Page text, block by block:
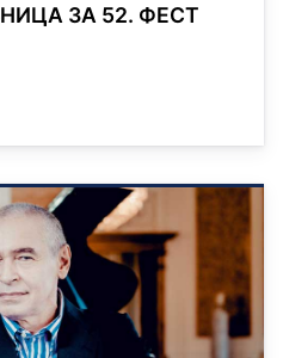
ЗА 52. ФЕСТ